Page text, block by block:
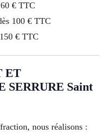
€ TTC
100 € TTC
€ TTC
ET
SERRURE Saint
nous réalisons :